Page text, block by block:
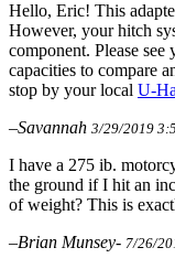
Hello, Eric! This
However, your hitch
component. Please
capacities to compare
stop by your local U-
–Savannah 3/29/2019
I have a 275 ib.
the ground if I hit an
of weight? This is
–Brian Munsey- 7/26/